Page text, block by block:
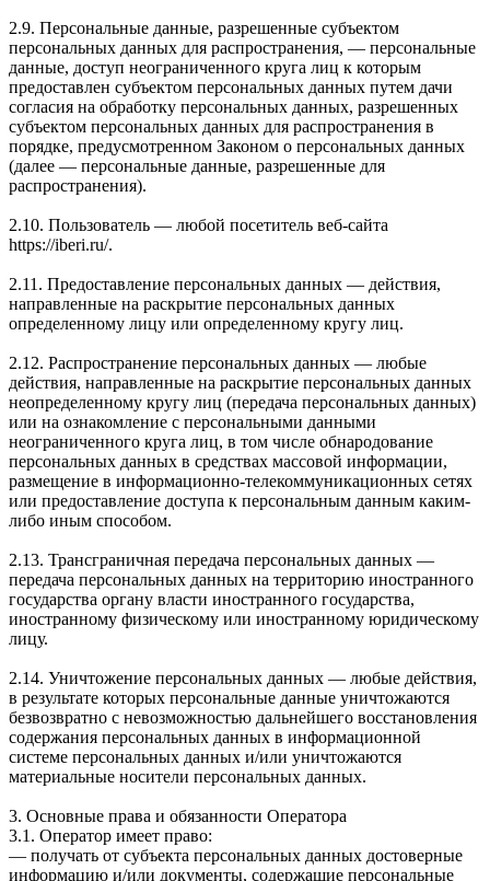
2.9. Персональные данные, разрешенные субъектом
персональных данных для распространения, — персональные
данные, доступ неограниченного круга лиц к которым
предоставлен субъектом персональных данных путем дачи
согласия на обработку персональных данных, разрешенных
субъектом персональных данных для распространения в
порядке, предусмотренном Законом о персональных данных
(далее — персональные данные, разрешенные для
распространения).
2.10. Пользователь — любой посетитель веб-сайта
https://iberi.ru/.
2.11. Предоставление персональных данных — действия,
направленные на раскрытие персональных данных
определенному лицу или определенному кругу лиц.
2.12. Распространение персональных данных — любые
действия, направленные на раскрытие персональных данных
неопределенному кругу лиц (передача персональных данных)
или на ознакомление с персональными данными
неограниченного круга лиц, в том числе обнародование
персональных данных в средствах массовой информации,
размещение в информационно-телекоммуникационных сетях
или предоставление доступа к персональным данным каким-
либо иным способом.
2.13. Трансграничная передача персональных данных —
передача персональных данных на территорию иностранного
государства органу власти иностранного государства,
иностранному физическому или иностранному юридическому
лицу.
2.14. Уничтожение персональных данных — любые действия,
в результате которых персональные данные уничтожаются
безвозвратно с невозможностью дальнейшего восстановления
содержания персональных данных в информационной
системе персональных данных и/или уничтожаются
материальные носители персональных данных.
3. Основные права и обязанности Оператора
3.1. Оператор имеет право:
— получать от субъекта персональных данных достоверные
информацию и/или документы, содержащие персональные